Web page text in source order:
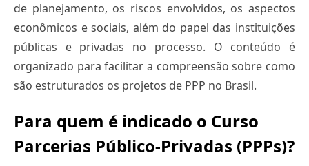
de planejamento, os riscos envolvidos, os aspectos
econômicos e sociais, além do papel das instituições
públicas e privadas no processo. O conteúdo é
organizado para facilitar a compreensão sobre como
são estruturados os projetos de PPP no Brasil.
Para quem é indicado o Curso
Parcerias Público-Privadas (PPPs)?